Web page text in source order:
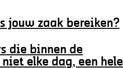
jouw zaak bereiken?
die binnen de
elke dag, een hele